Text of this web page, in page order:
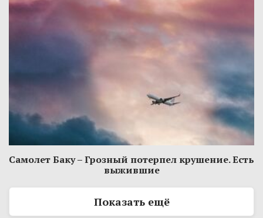
Самолет Баку – Грозный потерпел крушение. Есть
выжившие
Показать ещё